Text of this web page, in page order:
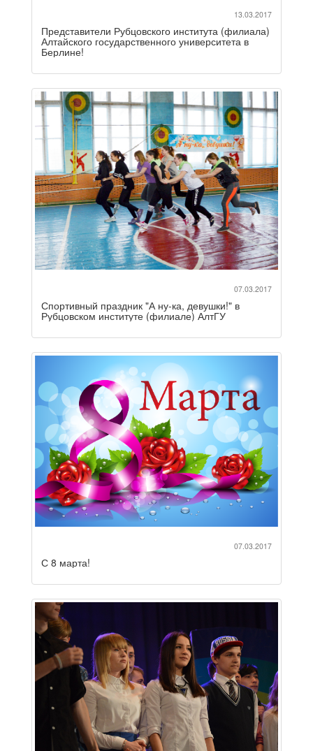
13.03.2017
Представители Рубцовского института (филиала)
Алтайского государственного университета в
Берлине!
07.03.2017
Спортивный праздник "А ну-ка, девушки!" в
Рубцовском институте (филиале) АлтГУ
07.03.2017
С 8 марта!